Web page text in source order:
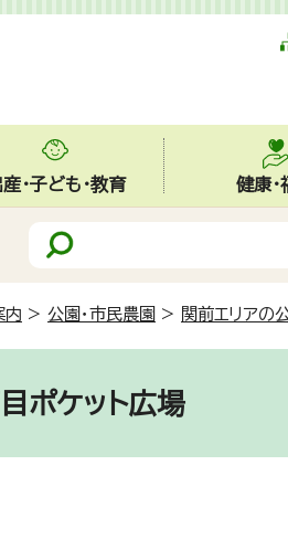
・子ども・教育 健康・
内 > 公園・市民農園 > 関前エリアの
ポケット広場